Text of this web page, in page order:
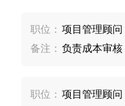
职位： 项目管理顾问
备注： 负责成本审核
职位： 项目管理顾问